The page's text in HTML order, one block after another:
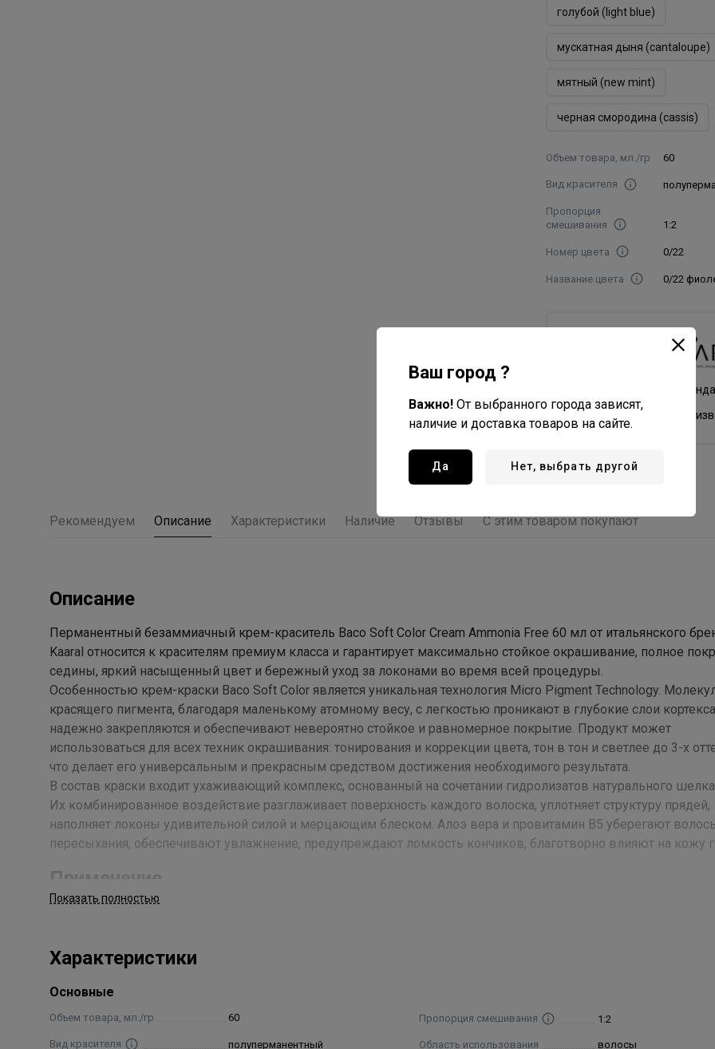
голубой (light blue)
мускатная дыня (cantaloupe)
мятный (new mint)
черная смородина (cassis)
Объем товара, мл./гр 60
Вид красителя
Пропорция
смешивания
1:2
Номер цвета 0/22
Название цвета 0/22
Италия - страна бренда
Италия - страна
Рекомендуем Описание Характеристики Наличие Отзывы С этим товаром покупают
Описание
Перманентный безаммиачный крем-краситель Baco Soft Color Cream Ammonia Free 60 мл от итальянского
Kaaral относится к красителям премиум класса и гарантирует максимально стойкое окрашивание, полное
седины, яркий насыщенный цвет и бережный уход за локонами во время всей процедуры.
Особенностью крем-краски Baco Soft Color является уникальная технология Micro Pigment Technology.
красящего пигмента, благодаря маленькому атомному весу, с легкостью проникают в глубокие слои
надежно закрепляются и обеспечивают невероятно стойкое и равномерное покрытие. Продукт может
использоваться для всех техник окрашивания: тонирования и коррекции цвета, тон в тон и светлее до 3-х
что делает его универсальным и прекрасным средством достижения необходимого результата.
В состав краски входит ухаживающий комплекс, основанный на сочетании гидролизатов натурального шелка
Их комбинированное воздействие разглаживает поверхность каждого волоска, уплотняет структуру прядей,
наполняет локоны удивительной силой и мерцающим блеском. Алоэ вера и провитамин В5 уберегают
пересыхания, обеспечивают увлажнение, предупреждают ломкость кончиков, благотворно влияют на кожу
Применение
желаемой интенсивности окрашивания. Концентрация эмульсии DEV Plus подбирается согласно технике
6 vol – тонирование и корректировка цвета ранее осветленных или окрашенных волос. 10 vol – окрашивание
тон или темнее. 20 vol – осветление естественного пигмента на 2 уровня. 30 vol – осветление естественного
поддающихся окрашиванию.
Показать полностью
Характеристики
Основные
Объем товара, мл./гр 60
Вид красителя полуперманентный
Пропорция смешивания 1:2
Область использования волосы
Ваш город ?
Важно! От выбранного города зависят,
наличие и доставка товаров на сайте.
Да Нет, выбрать другой